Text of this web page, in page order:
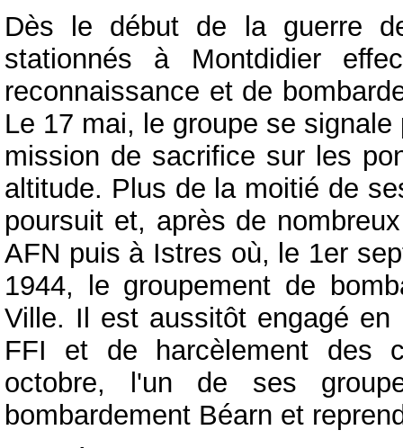
Dès le début de la guerre
stationnés à Montdidier
reconnaissance et de
Le 17 mai, le groupe se
mission de sacrifice sur les
altitude. Plus de la moitié de
poursuit et, après de
AFN puis à Istres où, le 1er
1944, le groupement de
Ville. Il est aussitôt engagé
FFI et de harcèlement des
octobre, l'un de ses
bombardement Béarn et